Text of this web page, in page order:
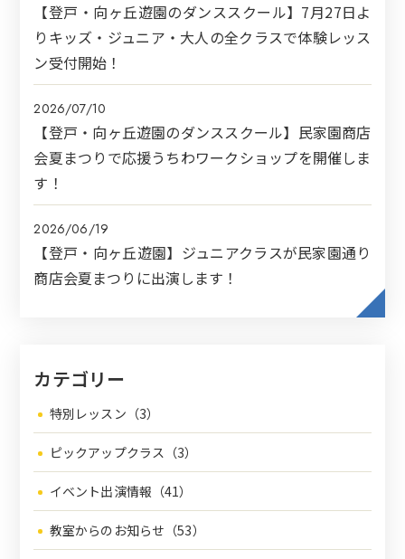
【登戸・向ヶ丘遊園のダンススクール】7月27日よ
りキッズ・ジュニア・大人の全クラスで体験レッス
ン受付開始！
2026/07/10
【登戸・向ヶ丘遊園のダンススクール】民家園商店
会夏まつりで応援うちわワークショップを開催しま
す！
2026/06/19
【登戸・向ヶ丘遊園】ジュニアクラスが民家園通り
商店会夏まつりに出演します！
カテゴリー
特別レッスン（3）
ピックアップクラス（3）
イベント出演情報（41）
教室からのお知らせ（53）